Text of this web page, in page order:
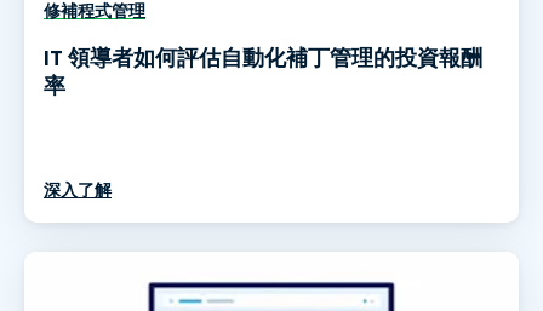
修補程式管理
IT 領導者如何評估自動化補丁管理的投資報酬
率
深入了解